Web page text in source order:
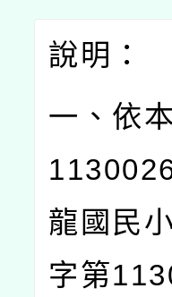
說明：
一、依
龍國民
字第